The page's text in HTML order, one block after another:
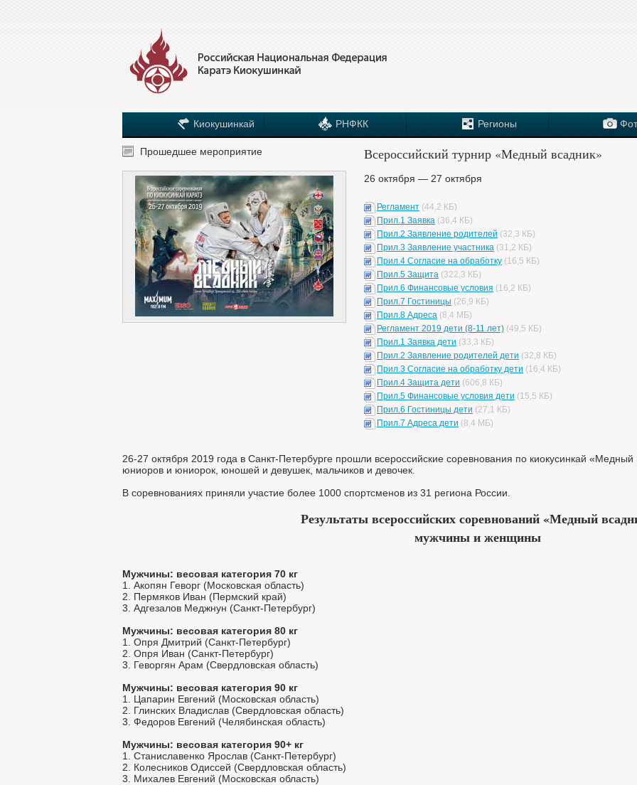
Киокушинкай РНФКК Регионы
Прошедшее мероприятие Всероссийский турнир «Медный всадник»
26 октября — 27 октября
Регламент (44,2 КБ)
Прил.1 Заявка (36,4 КБ)
Прил.2 Заявление родителей (32,3 КБ)
Прил.3 Заявление участника (31,2 КБ)
Прил.4 Согласие на обработку (16,5 КБ)
Прил.5 Защита (322,3 КБ)
Прил.6 Финансовые условия (16,2 КБ)
Прил.7 Гостиницы (26,9 КБ)
Прил.8 Адреса (8,4 МБ)
Регламент 2019 дети (8-11 лет) (49,5 КБ)
Прил.1 Заявка дети (33,3 КБ)
Прил.2 Заявление родителей дети (32,8 КБ)
Прил.3 Согласие на обработку дети (16,4 КБ)
Прил.4 Защита дети (606,8 КБ)
Прил.5 Финансовые условия дети (15,5 КБ)
Прил.6 Гостиницы дети (27,1 КБ)
Прил.7 Адреса дети (8,4 МБ)
26-27 октября 2019 года в Санкт-Петербурге прошли всероссийские соревнования по киокусинкай
юниоров и юниорок, юношей и девушек, мальчиков и девочек.
В соревнованиях приняли участие более 1000 спортсменов из 31 региона России.
Результаты всероссийских соревнований «Медный
мужчины и женщины
Мужчины: весовая категория 70 кг
1. Акопян Геворг (Московская область)
2. Пермяков Иван (Пермский край)
3. Адгезалов Меджнун (Санкт-Петербург)
Мужчины: весовая категория 80 кг
1. Опря Дмитрий (Санкт-Петербург)
2. Опря Иван (Санкт-Петербург)
3. Геворгян Арам (Свердловская область)
Мужчины: весовая категория 90 кг
1. Цапарин Евгений (Московская область)
2. Глинских Владислав (Свердловская область)
3. Федоров Евгений (Челябинская область)
Мужчины: весовая категория 90+ кг
1. Станиславенко Ярослав (Санкт-Петербург)
2. Колесников Одиссей (Свердловская область)
3. Михалев Евгений (Московская область)